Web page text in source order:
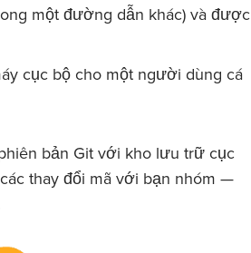
một đường dẫn khác) và được
cục bộ cho một người dùng cá
bản Git với kho lưu trữ cục
thay đổi mã với bạn nhóm —